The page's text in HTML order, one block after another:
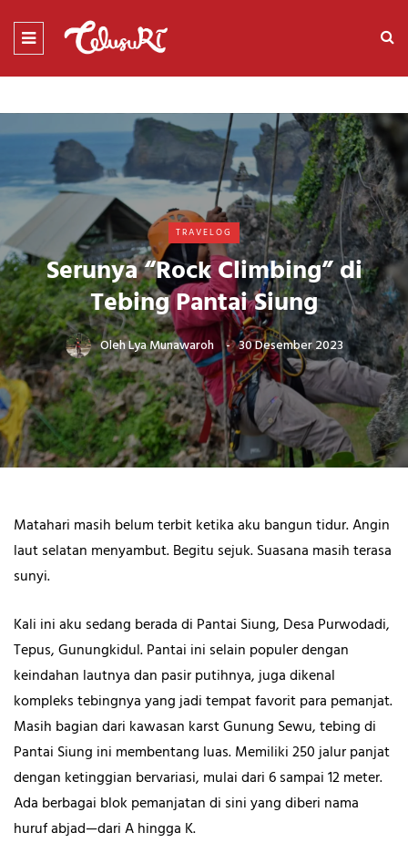
TRAVELOG
Serunya “Rock Climbing” di
Tebing Pantai Siung
OlehLya Munawaroh 30 Desember 2023
Matahari masih belum terbit ketika aku bangun tidur. Angin
laut selatan menyambut. Begitu sejuk. Suasana masih terasa
sunyi.
Kali ini aku sedang berada di Pantai Siung, Desa Purwodadi,
Tepus, Gunungkidul. Pantai ini selain populer dengan
keindahan lautnya dan pasir putihnya, juga dikenal
kompleks tebingnya yang jadi tempat favorit para pemanjat.
Masih bagian dari kawasan karst Gunung Sewu, tebing di
Pantai Siung ini membentang luas. Memiliki 250 jalur panjat
dengan ketinggian bervariasi, mulai dari 6 sampai 12 meter.
Ada berbagai blok pemanjatan di sini yang diberi nama
huruf abjad—dari A hingga K.